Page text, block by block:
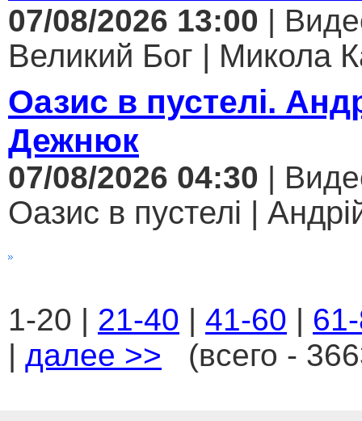
07/08/2026 13:00 |
Великий Бог | Микола
Оазис в пустелі.
Дежнюк
07/08/2026 04:30 |
Оазис в пустелі |
1-20 | 21-40 | 41-60 |
| далее >> (всего -